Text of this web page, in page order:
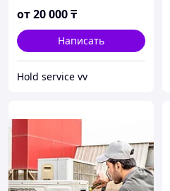
от20 000₸
Написать
Hold service vv